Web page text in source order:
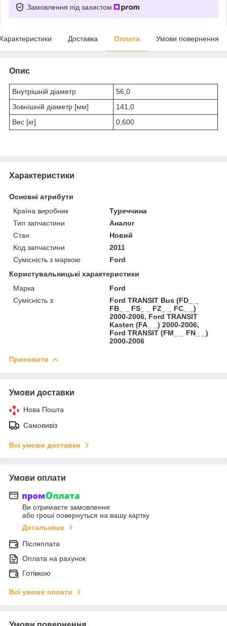
Замовлення під захистом
Доставка Оплата Умови повернення
Опис
Внутрішній діаметр
56,0
Зовнішній діаметр [мм]
141,0
Вес [кг]
0,600
Характеристики
Основні атрибути
Країна виробник
Туреччина
Тип запчастини
Аналог
Стан
Новий
Код запчастини
2011
Сумісність з маркою
Ford
Користувальницькі характеристики
Марка
Ford
Сумісність з:
Ford TRANSIT Bus (FD_ _
FB_ _ FS_ _ FZ_ _ FC_ _)
2000-2006, Ford TRANSIT
Kasten (FA_ _) 2000-2006,
Ford TRANSIT (FM_ _ FN_ _)
2000-2006
Приховати
Умови доставки
Нова Пошта
Самовивіз
Всі умови доставки
Умови оплати
Ви отримаєте замовлення
або гроші повернуться на вашу картку
Детальніше
Післяплата
Оплата на рахунок
Готівкою
Всі умови оплати